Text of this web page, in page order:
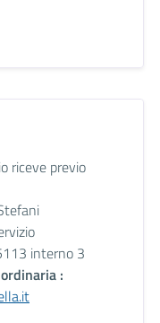
riceve previo
interno 3
: